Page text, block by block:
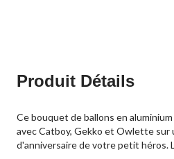
Produit Détails
Ce bouquet de ballons en
avec Catboy, Gekko et Owlette sur
d'anniversaire de votre petit héros.